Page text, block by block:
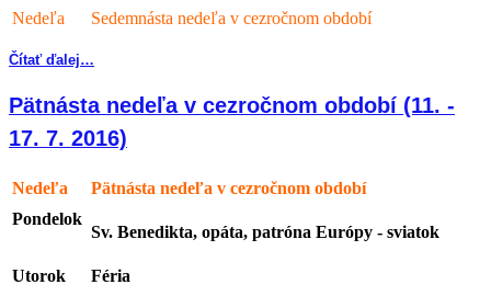
Nedeľa
Sedemnásta nedeľa v cezročnom období
Čítať ďalej…
Pätnásta nedeľa v cezročnom období (11. -
17. 7. 2016)
Nedeľa
Pätnásta nedeľa v cezročnom období
Pondelok
Sv. Benedikta, opáta, patróna Európy - sviatok
Utorok
Féria